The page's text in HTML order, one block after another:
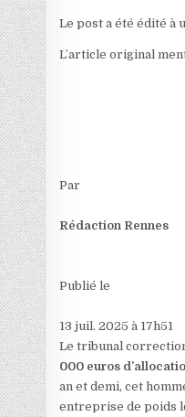
Le post a été édité à
L’article original
Par
Rédaction Rennes
Publié le
13 juil. 2025 à 17h51
Le tribunal
000 euros
an et demi, cet
entreprise de poids